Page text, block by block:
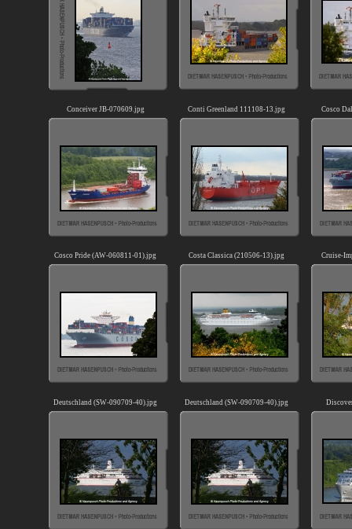
Conceiver JB-070609.jpg Conti Greenland 111108-13.jpg Cosco
Cosco Pride (AW-060811-01).jpg Costa Classica (210506-13).jpg Cruise-
Deutschland (SW-090709-40).jpg Deutschland (SW-090709-40).jpg